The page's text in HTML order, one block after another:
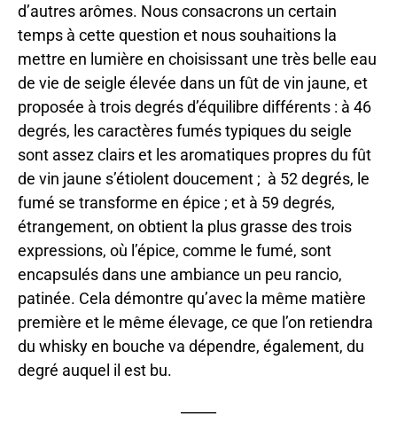
d’autres arômes. Nous consacrons un certain
temps à cette question et nous souhaitions la
mettre en lumière en choisissant une très belle eau
de vie de seigle élevée dans un fût de vin jaune, et
proposée à trois degrés d’équilibre différents : à 46
degrés, les caractères fumés typiques du seigle
sont assez clairs et les aromatiques propres du fût
de vin jaune s’étiolent doucement ; à 52 degrés, le
fumé se transforme en épice ; et à 59 degrés,
étrangement, on obtient la plus grasse des trois
expressions, où l’épice, comme le fumé, sont
encapsulés dans une ambiance un peu rancio,
patinée. Cela démontre qu’avec la même matière
première et le même élevage, ce que l’on retiendra
du whisky en bouche va dépendre, également, du
degré auquel il est bu.